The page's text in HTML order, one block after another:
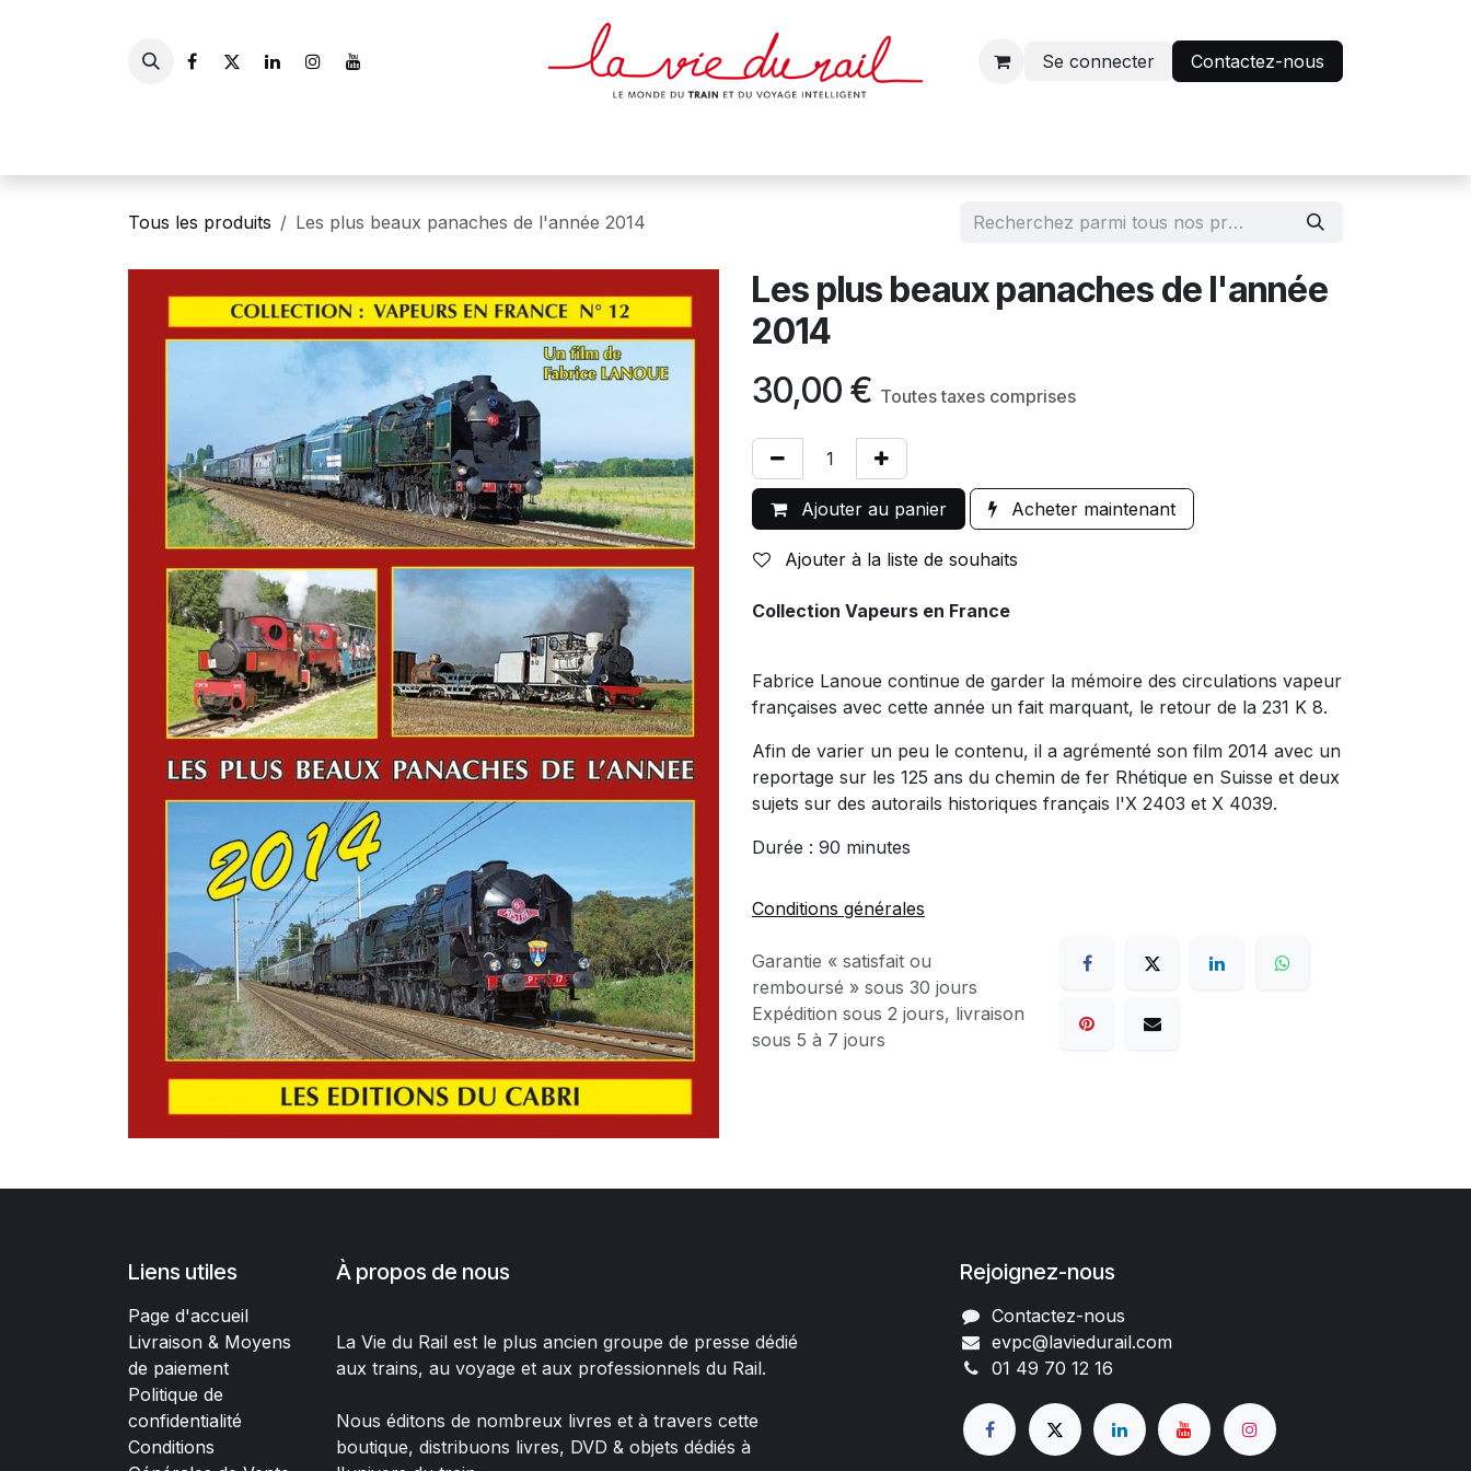
Se connecter Contactez-nous
Tous les produits Les plus beaux panaches de l'année 2014
Les plus beaux panaches de l'année
2014
30,00 € Toutes taxes comprises
Ajouter au panier Acheter maintenant
Ajouter à la liste de souhaits
Collection Vapeurs en France
Fabrice Lanoue continue de garder la mémoire des circulations vapeur
françaises avec cette année un fait marquant, le retour de la 231 K 8.
Afin de varier un peu le contenu, il a agrémenté son film 2014 avec un
reportage sur les 125 ans du chemin de fer Rhétique en Suisse et deux
sujets sur des autorails historiques français l'X 2403 et X 4039.
Durée : 90 minutes
Conditions générales
Garantie « satisfait ou
remboursé » sous 30 jours
Expédition sous 2 jours, livraison
sous 5 à 7 jours
Liens utiles
Page d'accueil
Livraison & Moyens
de paiement
Politique de
confidentialité
Conditions
À propos de nous
La Vie du Rail est le plus ancien groupe de presse dédié
aux trains, au voyage et aux professionnels du Rail.
Nous éditons de nombreux livres et à travers cette
boutique, distribuons livres, DVD & objets dédiés à
Rejoignez-nous
Contactez-nous
evpc@laviedurail.com
01 49 70 12 16